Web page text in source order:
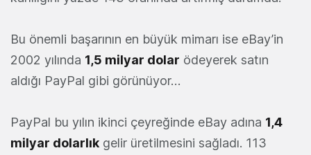
Bu önemli başarının en büyük mimarı ise eBay’in
2002 yılında 1,5 milyar dolar ödeyerek satın
aldığı PayPal gibi görünüyor…
PayPal bu yılın ikinci çeyreğinde eBay adına 1,4
milyar dolarlık gelir üretilmesini sağladı. 113